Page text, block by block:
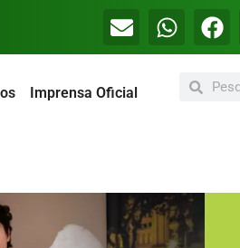
Imprensa Oficial